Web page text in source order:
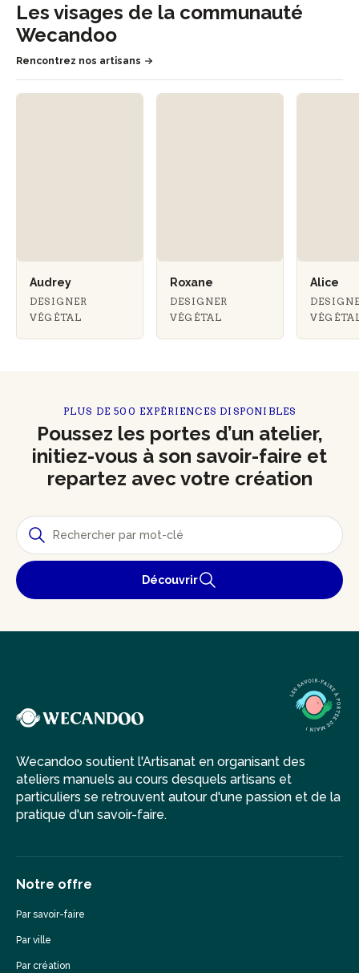
Les visages de la communauté
Wecandoo
Rencontrez nos artisans
Audrey
DESIGNER
VÉGÉTAL
Roxane
DESIGNER
VÉGÉTAL
Alice
PLUS DE 500 EXPÉRIENCES DISPONIBLES
Poussez les portes d’un atelier,
initiez-vous à son savoir-faire et
repartez avec votre création
Découvrir
Wecandoo soutient l'Artisanat en organisant des
ateliers manuels au cours desquels artisans et
particuliers se retrouvent autour d'une passion et de la
pratique d'un savoir-faire.
Notre offre
Par savoir-faire
Par ville
Par création